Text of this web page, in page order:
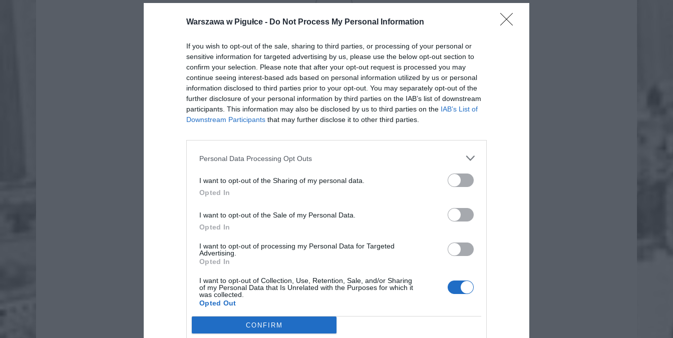
Warszawa w Pigułce - Do Not Process My Personal Information
If you wish to opt-out of the sale, sharing to third parties, or processing of your personal or
sensitive information for targeted advertising by us, please use the below opt-out section to
confirm your selection. Please note that after your opt-out request is processed you may
continue seeing interest-based ads based on personal information utilized by us or personal
information disclosed to third parties prior to your opt-out. You may separately opt-out of the
further disclosure of your personal information by third parties on the IAB’s list of downstream
participants. This information may also be disclosed by us to third parties on the IAB’s List of
Downstream Participants that may further disclose it to other third parties.
Personal Data Processing Opt Outs
I want to opt-out of the Sharing of my personal data.
Opted In
I want to opt-out of the Sale of my Personal Data.
Opted In
I want to opt-out of processing my Personal Data for Targeted
Advertising.
Opted In
I want to opt-out of Collection, Use, Retention, Sale, and/or Sharing
of my Personal Data that Is Unrelated with the Purposes for which it
was collected.
Opted Out
CONFIRM
ad
Dodaj nas do preferowanych źródeł w Google Dodaj